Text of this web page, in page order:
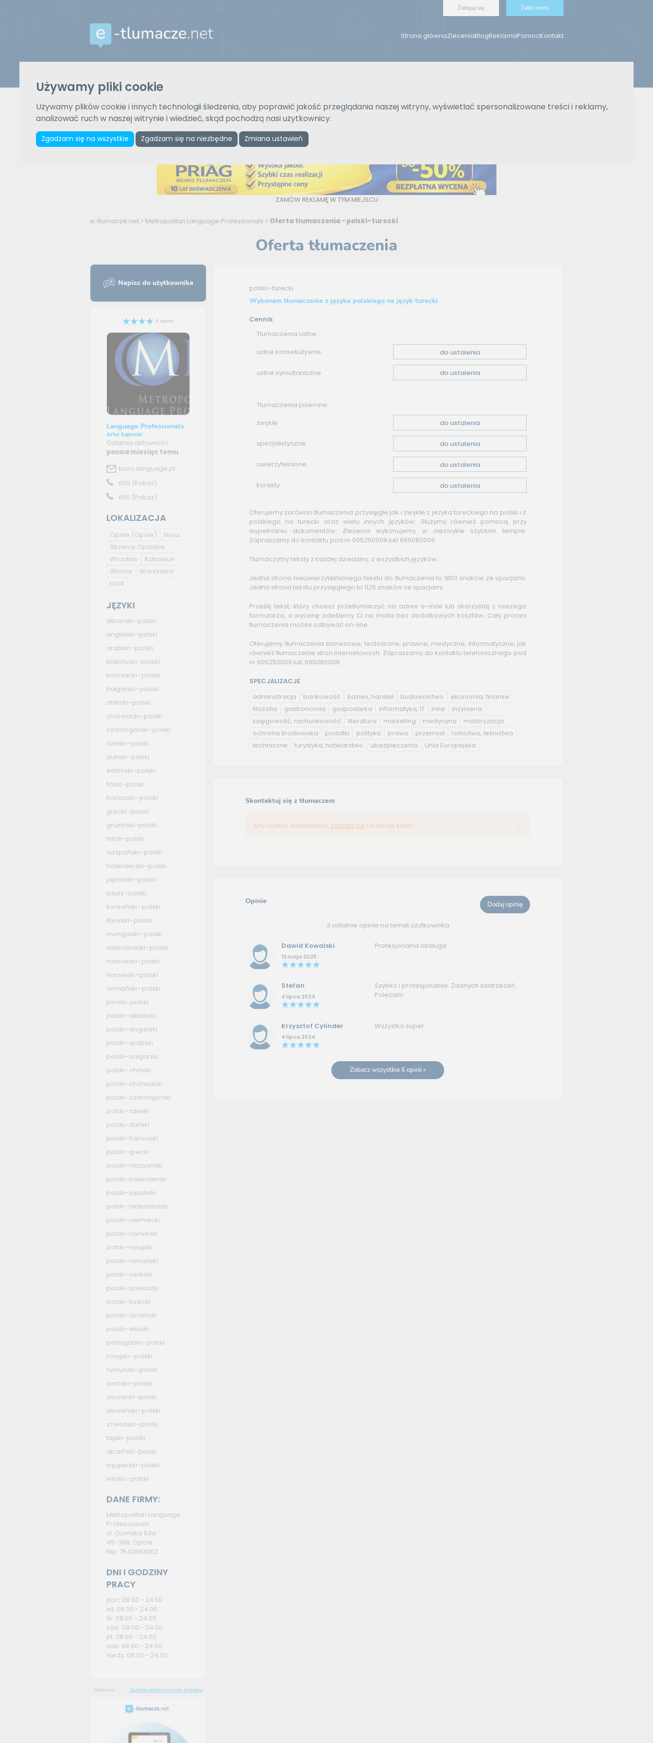
Używamy pliki cookie
Używamy plików cookie i innych technologii śledzenia, aby poprawić jakość przeglądania naszej witryny, wyświetlać spersonalizowane treści i reklamy,
analizować ruch w naszej witrynie i wiedzieć, skąd pochodzą nasi użytkownicy.
Zgadzam się na wszystkie Zgadzam się na niezbędne Zmiana ustawień
Zaloguj się Załóż konto
Strona głównaZleceniaBlogReklamaPomocKontakt
Z języka
Wybierz język
ZAMÓW REKLAMĘ W TYM MIEJSCU
e-tlumacze.net> Metropolitan Language Professionals > Oferta tłumaczenia - polski–turecki
Oferta tłumaczenia
Napisz do użytkownika
6 opinii
Language Professionals
Artur Łojewski
Ostatnia aktywność:
ponad miesiąc temu
biuro.language.pr...
605 (Pokaż)
665 (Pokaż)
LOKALIZACJA
Opole (Opole)
Nysa
Strzelce Opolskie
Wrocław
Katowice
Gliwice
Warszawa
Łódź
JĘZYKI
albański–polski
angielski–polski
arabski–polski
białoruski–polski
bośniacki–polski
bułgarski–polski
chiński–polski
chorwacki–polski
czarnogórski–polski
czeski–polski
duński–polski
estoński–polski
fiński–polski
francuski–polski
grecki–polski
gruziński–polski
hindi–polski
hiszpański–polski
holenderski–polski
japoński–polski
jidysz–polski
koreański–polski
litewski–polski
mongolski–polski
niderlandzki–polski
niemiecki–polski
norweski–polski
ormiański–polski
perski–polski
polski–albański
polski–angielski
polski–arabski
polski–bułgarski
polski–chiński
polski–chorwacki
polski–czarnogórski
polski–czeski
polski–duński
polski–francuski
polski–grecki
polski–hiszpański
polski–holenderski
polski–japoński
polski–niderlandzki
polski–niemiecki
polski–norweski
polski–rosyjski
polski–rumuński
polski–serbski
polski–szwedzki
polski–turecki
polski–ukraiński
polski–włoski
portugalski–polski
rosyjski–polski
rumuński–polski
serbski–polski
słowacki–polski
słoweński–polski
szwedzki–polski
tajski–polski
ukraiński–polski
węgierski–polski
włoski–polski
DANE FIRMY:
Metropolitan Language
Professionals
ul. Ozimska 63a
45-368, Opole
Nip: 7542663002
DNI I GODZINY
PRACY
pon. 08:00 - 24:00
wt. 08:00 - 24:00
Śr. 08:00 - 24:00
czw. 08:00 - 24:00
pt. 08:00 - 24:00
sob. 08:00 - 24:00
niedz. 08:00 - 24:00
Reklama Zamów reklamę w tym miejscu
polski–turecki
Wykonam tłumaczenie z języka polskiego na język turecki
Cennik
Tłumaczenia ustne:
ustne konsekutywne
do ustalenia
ustne symultaniczne do ustalenia
Tłumaczenia pisemne:
zwykłe
do ustalenia
specjalistyczne do ustalenia
uwierzytelnione do ustalenia
korekty do ustalenia
Oferujemy zarówno tłumaczenia przysięgłe jak i zwykłe z jezyka tureckiego na polski i z
polskiego na turecki oraz wielu innych języków. Służymy również pomocą przy
wypełnianiu dokumentów. Zlecenia wykonujemy w niezwykle szybkim tempie.
Zapraszamy do kontaktu pod nr 605250009 lub 665080009.
Tłumaczymy teksty z każdej dziedziny, z wszystkich języków.
Jedna strona nieuwierzytelnionego tekstu do tłumaczenia to 1800 znaków ze spacjami.
Jedna strona tekstu przysięgłego to 1125 znaków ze spacjami.
Prześlij tekst, który chcesz przetłumaczyć na adres e-mail lub skorzystaj z naszego
formularza, a wycenę odeślemy Ci na maila bez dodatkowych kosztów. Cały proces
tłumaczenia możes odbywać on-line.
Oferujemy tłumaczenia biznesowe, techniczne, prawne, medyczne, informatyczne, jak
również tłumaczenie stron internetowych. Zapraszamy do kontaktu telefonicznego pod
nr 605250009 lub 665080009.
SPECJALIZACJE
administracja
bankowość biznes, handel budownictwo
ekonomia, finanse
filozofia
gastronomia gospodarka informatyka, IT inne
inżynieria
księgowość, rachunkowość
literatura marketing medycyna
motoryzacja
ochrona środowiska
podatki polityka prawo przemysł
rolnictwo, leśnictwo
techniczne
turystyka, hotelarstwo ubezpieczenia Unia Europejska
Skontaktuj się z tłumaczem
Aby wysłać wiadomość, zaloguj się na swoje konto.
Opinie Dodaj opinię
3 ostatnie opinie na temat użytkownika
Dawid Kowalski
19 maja 2025
Profesjonalna obsługa
Stefan
4 lipca 2024
Szybko i profesjonalnie. Żadnych zastrzeżeń.
Polecam
Krzysztof Cylinder
4 lipca 2024
Wszystko super
Zobacz wszystkie 6 opinii »